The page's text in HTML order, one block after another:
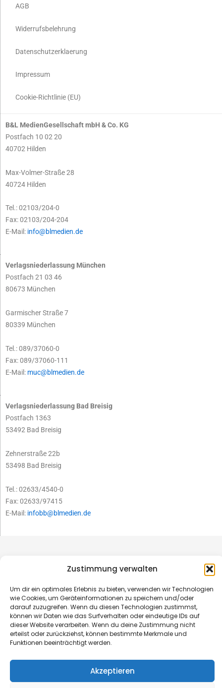
Zustimmung verwalten
Um dir ein optimales Erlebnis zu bieten, verwenden wir Technologien
wie Cookies, um Geräteinformationen zu speichern und/oder
darauf zuzugreifen. Wenn du diesen Technologien zustimmst,
können wir Daten wie das Surfverhalten oder eindeutige IDs auf
dieser Website verarbeiten. Wenn du deine Zustimmung nicht
erteilst oder zurückziehst, können bestimmte Merkmale und
Funktionen beeinträchtigt werden.
Akzeptieren
AGB
Widerrufsbelehrung
Datenschutzerklaerung
Impressum
Cookie-Richtlinie (EU)
B&L MedienGesellschaft mbH & Co. KG
Postfach 10 02 20
40702 Hilden
Max-Volmer-Straße 28
40724 Hilden
Tel.: 02103/204-0
Fax: 02103/204-204
E-Mail: info@blmedien.de
Verlagsniederlassung München
Postfach 21 03 46
80673 München
Garmischer Straße 7
80339 München
Tel.: 089/37060-0
Fax: 089/37060-111
E-Mail: muc@blmedien.de
Verlagsniederlassung Bad Breisig
Postfach 1363
53492 Bad Breisig
Zehnerstraße 22b
53498 Bad Breisig
Tel.: 02633/4540-0
Fax: 02633/97415
E-Mail: infobb@blmedien.de
© B&L MedienGesellschaft mbH & Co. KG
Made with ♥ by HLT GmbH & Co. KG